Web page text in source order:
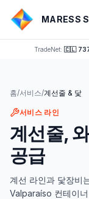
MARESS
TradeNet: 🇨🇱
홈/서비스/계선줄 & 닻
서비스 라인
계선줄,
공급
계선 라인과 닻장비
Valparaíso 컨테이